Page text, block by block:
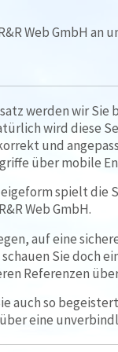
Web GmbH an
werden wir Sie
wird diese
und
über mobile
spielt die
Web GmbH.
auf eine
Sie doch
Referenzen
auch so
eine